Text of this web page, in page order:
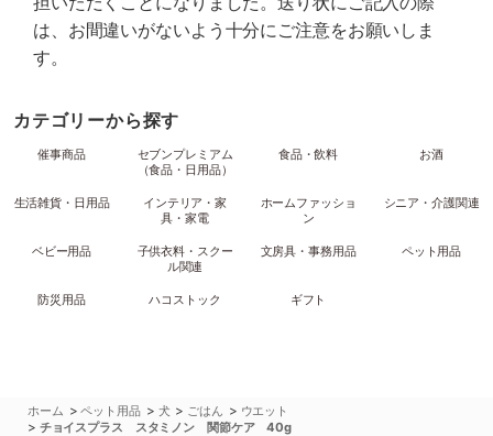
は、お間違いがないよう十分にご注意をお願いしま
す。
カテゴリーから探す
催事商品
セブンプレミアム
（食品・日用品）
食品・飲料 お酒
生活雑貨・日用品
インテリア・家
具・家電
ホームファッショ
ン
シニア・介護関連
ベビー用品
子供衣料・スクー
ル関連
文房具・事務用品 ペット用品
防災用品 ハコストック ギフト
ホーム >ペット用品 > 犬 > ごはん > ウエット
> チョイスプラス スタミノン 関節ケア 40g